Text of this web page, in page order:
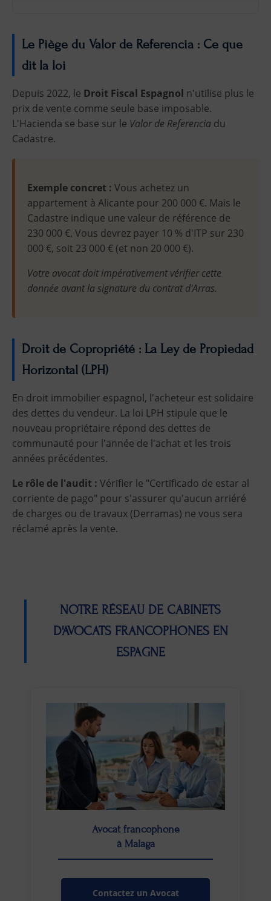
Le Piège du Valor de Referencia : Ce que
dit la loi
Depuis 2022, le Droit Fiscal Espagnol n'utilise plus le
prix de vente comme seule base imposable.
L'Hacienda se base sur le Valor de Referencia du
Cadastre.
Exemple concret : Vous achetez un
appartement à Alicante pour 200 000 €. Mais le
Cadastre indique une valeur de référence de
230 000 €. Vous devrez payer 10 % d'ITP sur 230
000 €, soit 23 000 € (et non 20 000 €).
Votre avocat doit impérativement vérifier cette
donnée avant la signature du contrat d'Arras.
Droit de Copropriété : La Ley de Propiedad
Horizontal (LPH)
En droit immobilier espagnol, l'acheteur est solidaire
des dettes du vendeur. La loi LPH stipule que le
nouveau propriétaire répond des dettes de
communauté pour l'année de l'achat et les trois
années précédentes.
Le rôle de l'audit : Vérifier le "Certificado de estar al
corriente de pago" pour s'assurer qu'aucun arriéré
de charges ou de travaux (Derramas) ne vous sera
réclamé après la vente.
NOTRE RÉSEAU DE CABINETS
D'AVOCATS FRANCOPHONES EN
ESPAGNE
Avocat francophone
à Malaga
Contactez un Avocat